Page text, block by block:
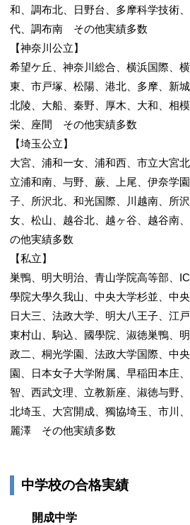
和、調布北、日野台、多摩科学技術
代、調布南 その他実績多数
【神奈川公立】
希望ケ丘、神奈川総合、横浜国際、
東、市戸塚、松陽、港北、多摩、新
北陵、大船、秦野、厚木、大和、相
栄、座間 その他実績多数
【埼玉公立】
大宮、浦和一女、浦和西、市立大宮
立浦和南、与野、蕨、上尾、伊奈学
子、所沢北、和光国際、川越南、所
女、松山、越谷北、越ヶ谷、越谷南
の他実績多数
【私立】
巣鴨、明大明治、青山学院高等部、
學院大學久我山、中央大学杉並、中
日大三、法政大学、明大八王子、江
東村山、駒込、國學院、淑徳巣鴨、
政二、桐光学園、法政大学国際、中
園、日本女子大学附属、早稲田本庄
智、西武文理、立教新座、淑徳与野
北埼玉、大宮開成、獨協埼玉、市川
麗澤 その他実績多数
中学校の合格実績
開成中学